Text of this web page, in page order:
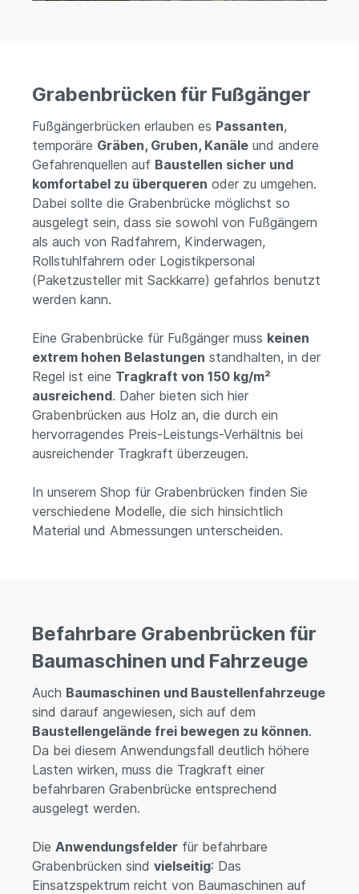
Grabenbrücken für Fußgänger
Fußgängerbrücken erlauben es Passanten,
temporäre Gräben, Gruben, Kanäle und andere
Gefahrenquellen auf Baustellen sicher und
komfortabel zu überqueren oder zu umgehen.
Dabei sollte die Grabenbrücke möglichst so
ausgelegt sein, dass sie sowohl von Fußgängern
als auch von Radfahrern, Kinderwagen,
Rollstuhlfahrern oder Logistikpersonal
(Paketzusteller mit Sackkarre) gefahrlos benutzt
werden kann.
Eine Grabenbrücke für Fußgänger muss keinen
extrem hohen Belastungen standhalten, in der
Regel ist eine Tragkraft von 150 kg/m²
ausreichend. Daher bieten sich hier
Grabenbrücken aus Holz an, die durch ein
hervorragendes Preis-Leistungs-Verhältnis bei
ausreichender Tragkraft überzeugen.
In unserem Shop für Grabenbrücken finden Sie
verschiedene Modelle, die sich hinsichtlich
Material und Abmessungen unterscheiden.
Befahrbare Grabenbrücken für
Baumaschinen und Fahrzeuge
Auch Baumaschinen und Baustellenfahrzeuge
sind darauf angewiesen, sich auf dem
Baustellengelände frei bewegen zu können.
Da bei diesem Anwendungsfall deutlich höhere
Lasten wirken, muss die Tragkraft einer
befahrbaren Grabenbrücke entsprechend
ausgelegt werden.
Die Anwendungsfelder für befahrbare
Grabenbrücken sind vielseitig: Das
Einsatzspektrum reicht von Baumaschinen auf